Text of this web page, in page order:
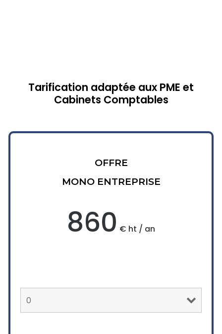
Tarification adaptée aux PME et
Cabinets Comptables
OFFRE
MONO ENTREPRISE
860 € ht / an